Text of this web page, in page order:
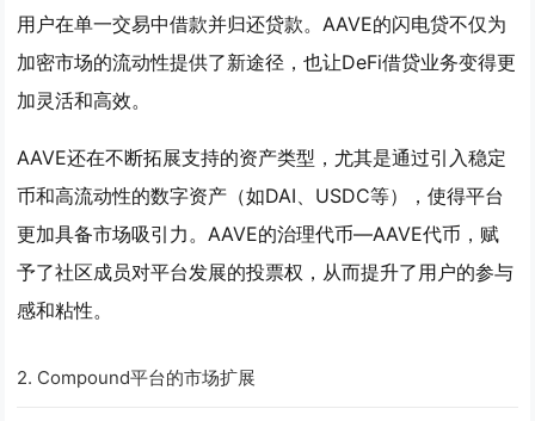
用户在单一交易中借款并归还贷款。AAVE的闪电贷不仅为
加密市场的流动性提供了新途径，也让DeFi借贷业务变得更
加灵活和高效。
AAVE还在不断拓展支持的资产类型，尤其是通过引入稳定
币和高流动性的数字资产（如DAI、USDC等），使得平台
更加具备市场吸引力。AAVE的治理代币—AAVE代币，赋
予了社区成员对平台发展的投票权，从而提升了用户的参与
感和粘性。
2. Compound平台的市场扩展